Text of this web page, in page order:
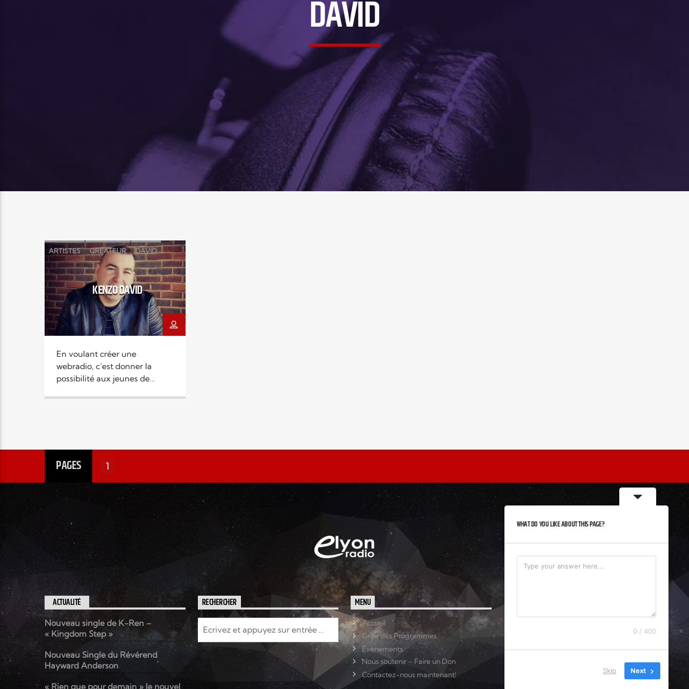
DAVID
ARTISTES CRÉATEUR DAVID
DIRIGEANT KENZO RADIO ELYON
RESPONSABLEKENZO DAVID
En voulant créer une
webradio, c’est donner la
possibilité aux jeunes de
chrétienne, mais aussi proche
de tous ceux qui sont éloignés
rejoindre les jeunes dans leur
milieu. Etre et partager ce
qu’ils font, afin de montrer
que la radio d’aujourd’hui
c’est dans les studios, mais
aussi à l’extérieur dans nos
périphéries. Cela permet de
mieux se faire connaître, mais
aussi de donner une
ouverture. Ayant le vif désir
que la jeunesse chrétienne a
quelque chose à apporter au
niveau de la communication
dans notre société actuelle,
mais aussi désireux d’un
média qui rejoigne les jeunes.
Porteur d’un message
PAGES 1
ACTUALITÉ
Nouveau single de K-Ren –
« Kingdom Step »
Nouveau Single du Révérend
Hayward Anderson
« Rien que pour demain » le nouvel
RECHERCHER MENU
Accueil
Grille des Programmes
Événements
Nous soutenir – Faire un Don
Contactez-nous maintenant!
WHAT DO YOU LIKE ABOUT THIS PAGE?
0 / 400
Skip Next